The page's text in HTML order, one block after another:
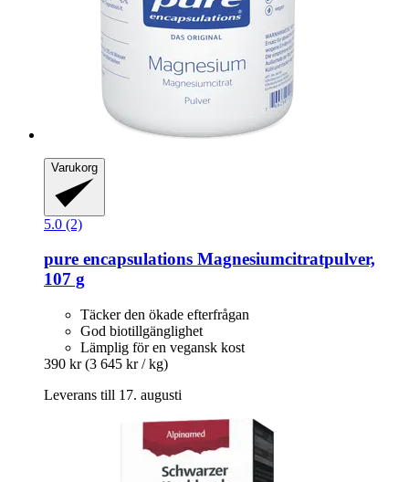
Varukorg
5.0 (2)
pure encapsulations Magnesiumcitratpulver,
107 g
Täcker den ökade efterfrågan
God biotillgänglighet
Lämplig för en vegansk kost
390 kr (3 645 kr / kg)
Leverans till 17. augusti